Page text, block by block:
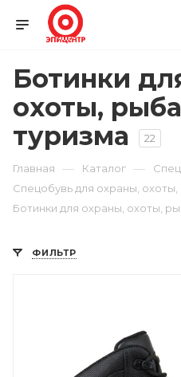
Ботинки
охоты,
туризма
22
Главная — Каталог —
Спецобувь для охраны,
Ботинки для охраны, охоты,
ФИЛЬТР